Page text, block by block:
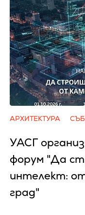
АРХИТЕКТУРА
УАСГ
форум "Да
интелект:
град"